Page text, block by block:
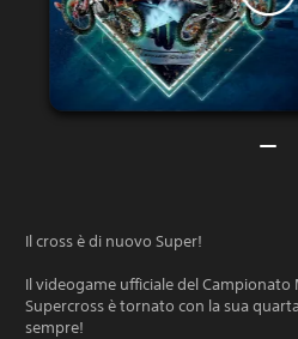
Il cross è di nuovo Super!
Il videogame ufficiale del Campionato
Supercross è tornato con la sua
sempre!